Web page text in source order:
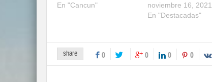
En "Cancun"
noviembre 16, 2021
En "Destacadas"
share 0 0 0 0